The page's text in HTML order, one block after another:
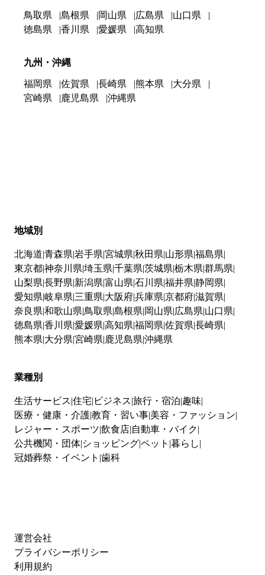
鳥取県 島根県 岡山県 広島県
山口県
徳島県
香川県 愛媛県 高知県
九州・沖縄
福岡県 佐賀県 長崎県 熊本県
大分県
宮崎県
鹿児島県 沖縄県
地域別
北海道 青森県 岩手県 宮城県 秋田県 山形県 福島県
東京都神奈川県 埼玉県 千葉県 茨城県 栃木県 群馬県
山梨県 長野県 新潟県 富山県 石川県 福井県 静岡県
愛知県 岐阜県 三重県 大阪府兵庫県 京都府滋賀県
奈良県 和歌山県 鳥取県 島根県 岡山県 広島県 山口県
徳島県 香川県 愛媛県 高知県 福岡県 佐賀県 長崎県
熊本県 大分県 宮崎県 鹿児島県 沖縄県
業種別
生活サービス 住宅 ビジネス 旅行・宿泊 趣味
医療・健康・介護教育・習い事 美容・ファッション
レジャー・スポーツ 飲食店 自動車・バイク
公共機関・団体 ショッピングペット 暮らし
冠婚葬祭・イベント 歯科
運営会社
プライバシーポリシー
利用規約